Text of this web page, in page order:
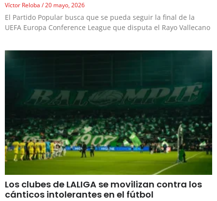
Víctor Reloba 20 mayo, 2026
El Partido Popular busca que se pueda seguir la final de la
UEFA Europa Conference League que disputa el Rayo Vallecano
Los clubes de LALIGA se movilizan contra los
cánticos intolerantes en el fútbol